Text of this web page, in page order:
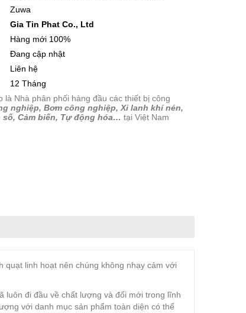
Zuwa
Gia Tin Phat Co., Ltd
Hàng mới 100%
Đang cập nhật
Liên hệ
12 Tháng
là Nhà phân phối hàng đầu các thiết bị công
nghiệp, Bơm công nghiệp, Xi lanh khí nén,
số, Cảm biến, Tự động hóa… tại Việt Nam
linh hoạt nên chúng không nhạy cảm với
luôn đi đầu về chất lượng và đổi mới trong lĩnh
với danh mục sản phẩm toàn diện có thể